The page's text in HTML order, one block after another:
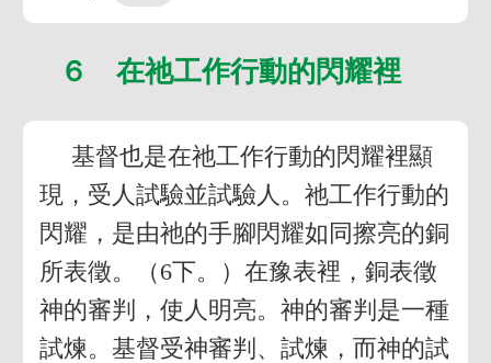
６ 在祂工作行動的閃耀裡
基督也是在祂工作行動的閃耀裡顯
現，受人試驗並試驗人。祂工作行動的
閃耀，是由祂的手腳閃耀如同擦亮的銅
所表徵。（6下。）在豫表裡，銅表徵
神的審判，使人明亮。神的審判是一種
試煉。基督受神審判、試煉，而神的試